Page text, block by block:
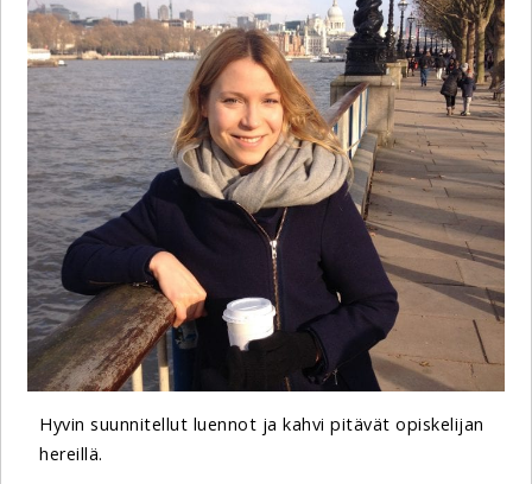
Hyvin suunnitellut luennot ja kahvi pitävät opiskelijan
hereillä.